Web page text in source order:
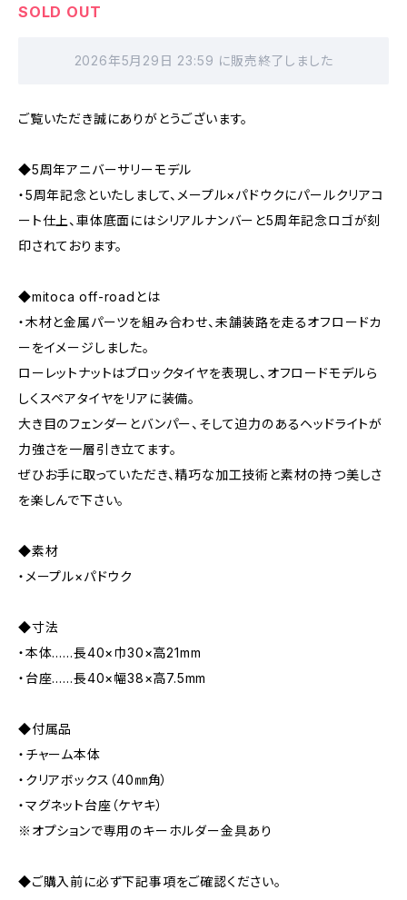
SOLD OUT
2026年5月29日 23:59 に販売終了しました
ご覧いただき誠にありがとうございます。
◆5周年アニバーサリーモデル
・5周年記念といたしまして、メープル×パドウクにパールクリアコ
ート仕上、車体底面にはシリアルナンバーと5周年記念ロゴが刻
印されております。
◆mitoca off-roadとは
・木材と金属パーツを組み合わせ、未舗装路を走るオフロードカ
ーをイメージしました。
ローレットナットはブロックタイヤを表現し、オフロードモデルら
しくスペアタイヤをリアに装備。
大き目のフェンダーとバンパー、そして迫力のあるヘッドライトが
力強さを一層引き立てます。
ぜひお手に取っていただき、精巧な加工技術と素材の持つ美しさ
を楽しんで下さい。
◆素材
・メープル×パドウク
◆寸法
・本体……長40×巾30×高21mm
・台座……長40×幅38×高7.5mm
◆付属品
・チャーム本体
・クリアボックス（40㎜角）
・マグネット台座（ケヤキ）
※オプションで専用のキーホルダー金具あり
◆ご購入前に必ず下記事項をご確認ください。